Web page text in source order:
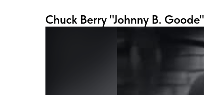
Chuck Berry "Johnny B. Goode"